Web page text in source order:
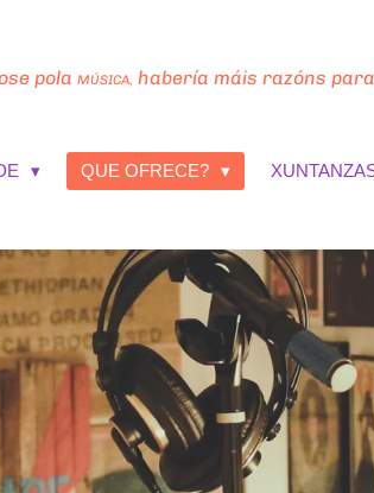
pola MÚSICA, habería máis razóns
QUE OFRECE?